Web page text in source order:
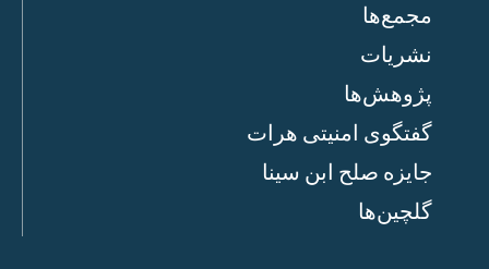
مجمع‌ها
نشریات
پژوهش‌ها
گفتگوی امنیتی هرات
جایزه صلح ابن سینا
گلچین‌ها